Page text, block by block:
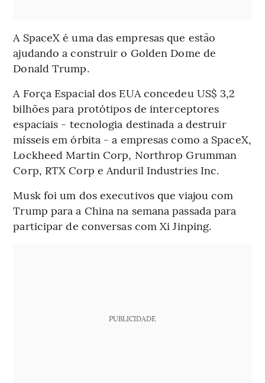
A SpaceX é uma das empresas que estão
ajudando a construir o Golden Dome de
Donald Trump.
A Força Espacial dos EUA concedeu US$ 3,2
bilhões para protótipos de interceptores
espaciais - tecnologia destinada a destruir
mísseis em órbita - a empresas como a SpaceX,
Lockheed Martin Corp, Northrop Grumman
Corp, RTX Corp e Anduril Industries Inc.
Musk foi um dos executivos que viajou com
Trump para a China na semana passada para
participar de conversas com Xi Jinping.
PUBLICIDADE